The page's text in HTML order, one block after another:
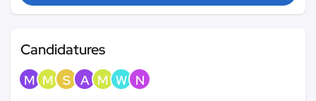
Candidatures
M M S A M W N